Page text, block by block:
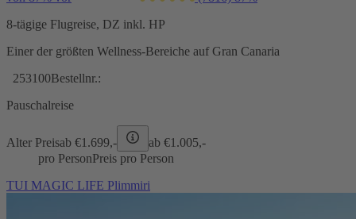
8-tägige Flugreise, DZ inkl. HP
Einer der größten Wellness-Bereiche auf Gran Canaria
253100Bestellnr.:
Pauschalreise
Alter Preisab €1.699,- ab €1.005,-
pro PersonPreis pro Person
TUI MAGIC LIFE Plimmiri